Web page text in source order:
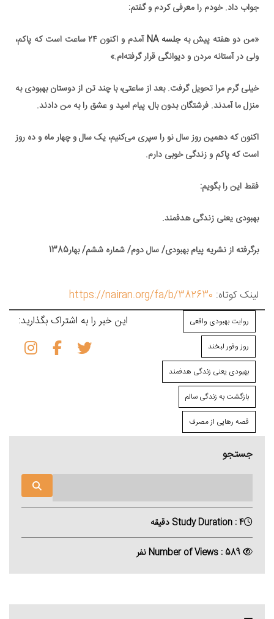
جواب داد. خودم را معرفی کردم و گفتم:
«من دو هفته پیش بهجلسه NA
آمدم و اکنون ۲۴ ساعت است که پاکم،
ولی در آستانه مردن و دیوانگی قرار گرفته‌ام.»
خیلی گرم مرا تحویل گرفت. بعد از ساعتی، با چند تن از دوستان بهبودی به
منزل ما آمدند. فرشتگان بدون بال، پیام امید و عشق را به من دادند.
اکنون که دهمین روز سال نو را سپری می‌کنیم، یک سال و چهار ماه و ده روز
است که پاکم و زندگی خوبی دارم.
فقط این را بگویم:
بهبودی یعنی زندگی هدفمند.
برگرفته از نشریه پیام بهبودی/ سال دوم/ شماره ششم/ بهار1385
لینک کوتاه: https://nairan.org/fa/b/382630
روایت بهبودی واقعی
روز وفور لبخند
بهبودی یعنی زندگی هدفمند
بازگشت به زندگی سالم
قصه رهایی از مصرف
این خبر را به اشتراک بگذارید:
جستجو
Study Duration : 4 دقیقه